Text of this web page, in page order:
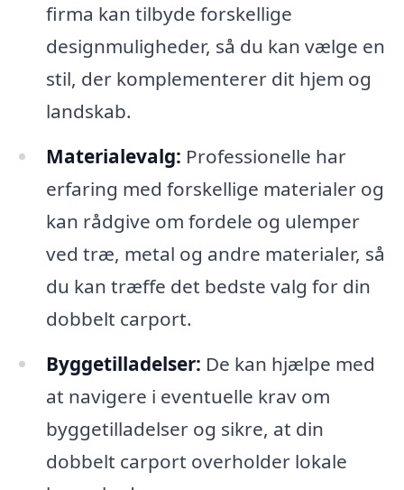
firma kan tilbyde forskellige
designmuligheder, så du kan vælge en
stil, der komplementerer dit hjem og
landskab.
Materialevalg: Professionelle har
erfaring med forskellige materialer og
kan rådgive om fordele og ulemper
ved træ, metal og andre materialer, så
du kan træffe det bedste valg for din
dobbelt carport.
Byggetilladelser: De kan hjælpe med
at navigere i eventuelle krav om
byggetilladelser og sikre, at din
dobbelt carport overholder lokale